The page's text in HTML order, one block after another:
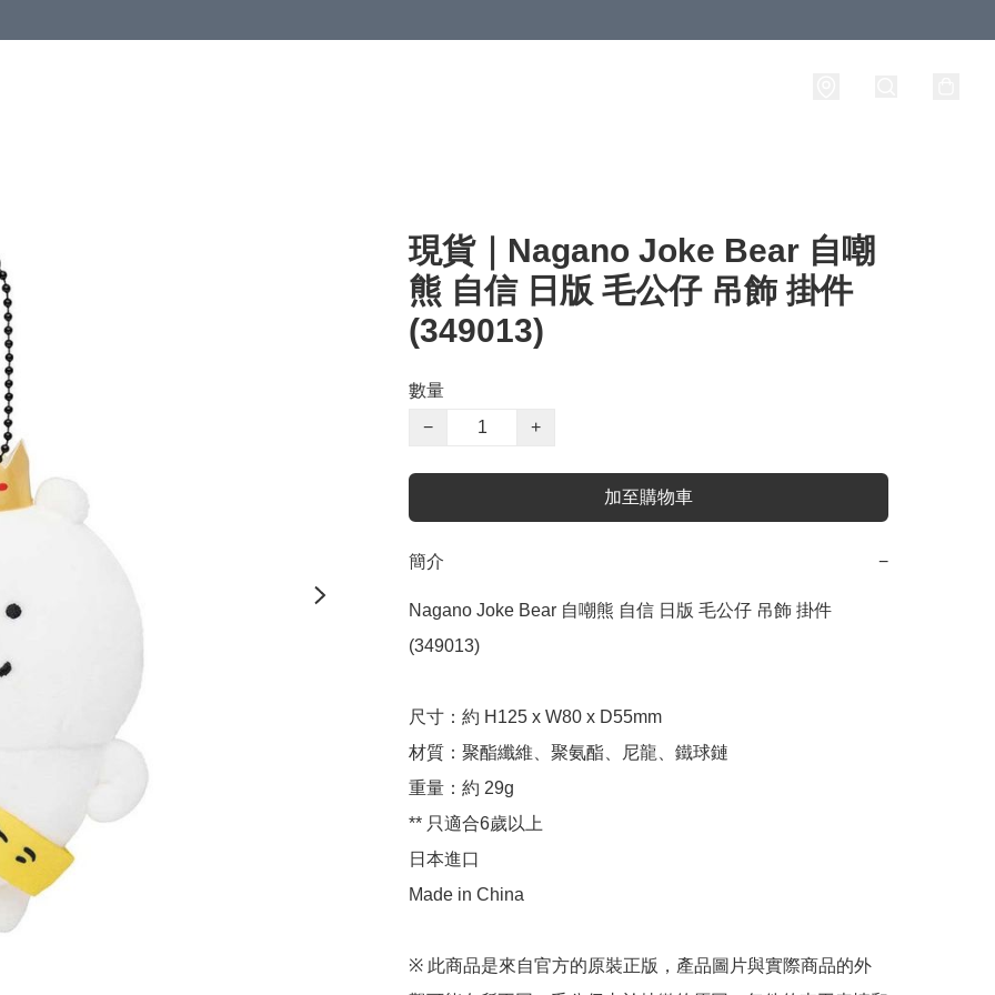
現貨｜Nagano Joke Bear 自嘲
熊 自信 日版 毛公仔 吊飾 掛件
(349013)
數量
−
+
加至購物車
簡介 −
Nagano Joke Bear 自嘲熊 自信 日版 毛公仔 吊飾 掛件
(349013)
尺寸：約 H125 x W80 x D55mm
材質：聚酯纖維、聚氨酯、尼龍、鐵球鏈
重量：約 29g
** 只適合6歲以上
日本進口
Made in China
※ 此商品是來自官方的原裝正版，產品圖片與實際商品的外